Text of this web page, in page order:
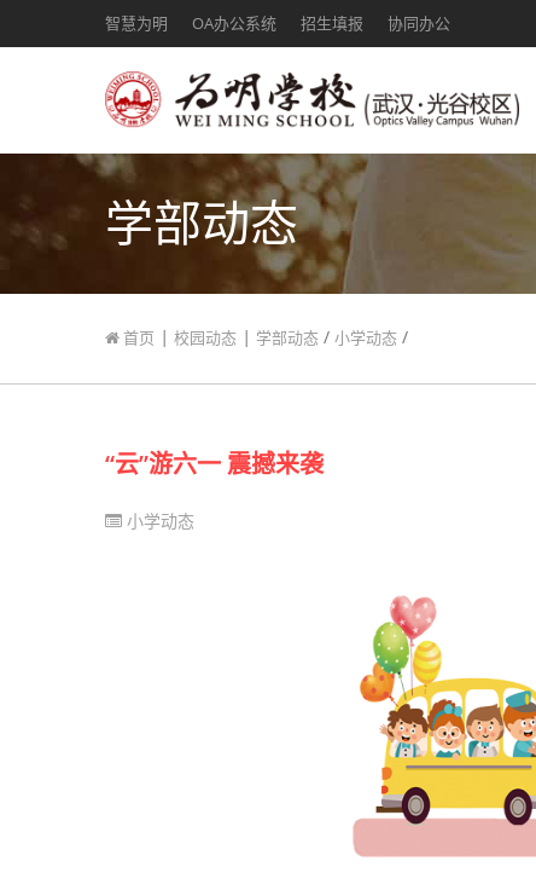
智慧为明 OA办公系统 招生填报 协同办公
学部动态
首页 | 校园动态 | 学部动态 / 小学动态 /
“云”游六一 震撼来袭
小学动态